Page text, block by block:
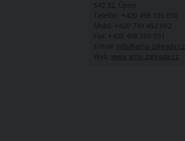
542 32, Úpice
Telefon: +420 498 100 050
Mobil: +420 739 452 092
Fax: +420 498 100 051
E-mail: info@ama-zahrada.cz
Web:
www.ama-zahrada.cz